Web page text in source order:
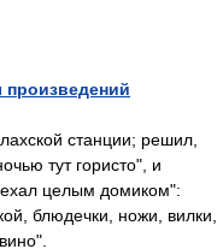
станции; решил,
тут гористо", и
целым домиком":
блюдечки, ножи, вилки,